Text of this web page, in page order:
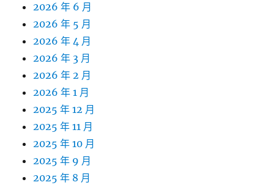
2026 年 6 月
2026 年 5 月
2026 年 4 月
2026 年 3 月
2026 年 2 月
2026 年 1 月
2025 年 12 月
2025 年 11 月
2025 年 10 月
2025 年 9 月
2025 年 8 月